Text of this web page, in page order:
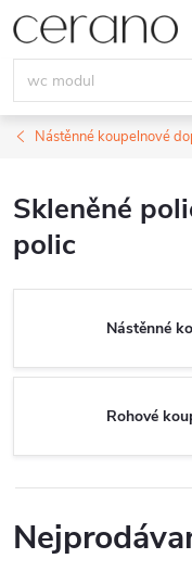
Přejít
na
obsah
Nástěnné koupelnové
Skleněné
polic
Nástěnné
Rohové